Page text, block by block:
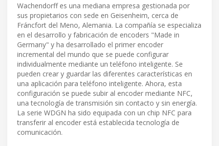
Wachendorff es una mediana empresa gestionada por
sus propietarios con sede en Geisenheim, cerca de
Fráncfort del Meno, Alemania. La compañía se especializa
en el desarrollo y fabricación de encoders "Made in
Germany" y ha desarrollado el primer encoder
incremental del mundo que se puede configurar
individualmente mediante un teléfono inteligente. Se
pueden crear y guardar las diferentes características en
una aplicación para teléfono inteligente. Ahora, esta
configuración se puede subir al encoder mediante NFC,
una tecnología de transmisión sin contacto y sin energía.
La serie WDGN ha sido equipada con un chip NFC para
transferir al encoder está establecida tecnología de
comunicación.